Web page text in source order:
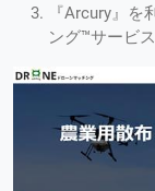
『Arcury』
ング™サービ